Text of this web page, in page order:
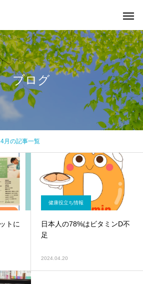
ニア改善コ
坐骨神経痛
トレーニン
ティス
マタニティ
ブログ
月の記事一覧
トに
健康役立ち情報
日本人の78%はビタミンD不
足
2024.04.20